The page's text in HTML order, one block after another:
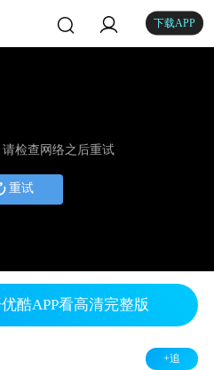
下载APP
检查网络之后重试
重试
酷APP看高清完整版
+追